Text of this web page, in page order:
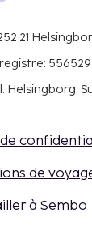
21
Helsingborg,
de
à Sembo